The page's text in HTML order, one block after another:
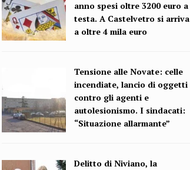
anno spesi oltre 3200 euro a
testa. A Castelvetro si arriva
a oltre 4 mila euro
Tensione alle Novate: celle
incendiate, lancio di oggetti
contro gli agenti e
autolesionismo. I sindacati:
“Situazione allarmante”
Delitto di Niviano, la